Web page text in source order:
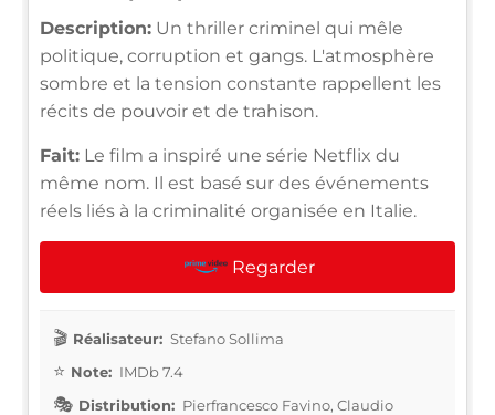
Description: Un thriller criminel qui mêle
politique, corruption et gangs. L'atmosphère
sombre et la tension constante rappellent les
récits de pouvoir et de trahison.
Fait: Le film a inspiré une série Netflix du
même nom. Il est basé sur des événements
réels liés à la criminalité organisée en Italie.
Regarder
Réalisateur: Stefano Sollima
Note: IMDb 7.4
Distribution: Pierfrancesco Favino, Claudio